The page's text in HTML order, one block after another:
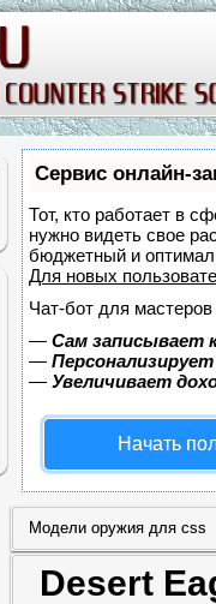
Сервис онлайн-
Тот, кто работает в
нужно видеть свое
бюджетный и
Для новых
Чат-бот для
— Сам записывает
—
— Увеличивает
Начать
Модели оружия для css
Desert